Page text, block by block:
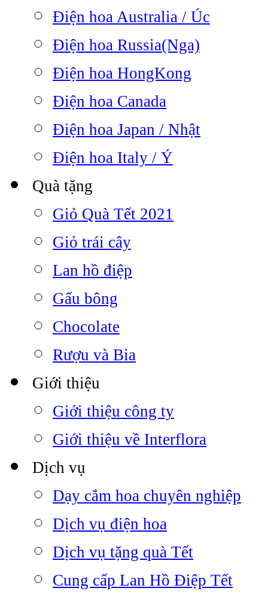
Điện hoa Australia / Úc
Điện hoa Russia(Nga)
Điện hoa HongKong
Điện hoa Canada
Điện hoa Japan / Nhật
Điện hoa Italy / Ý
Quà tặng
Giỏ Quà Tết 2021
Giỏ trái cây
Lan hồ điệp
Gấu bông
Chocolate
Rượu và Bia
Giới thiệu
Giới thiệu công ty
Giới thiệu về Interflora
Dịch vụ
Dạy cắm hoa chuyên nghiệp
Dịch vụ điện hoa
Dịch vụ tặng quà Tết
Cung cấp Lan Hồ Điệp Tết